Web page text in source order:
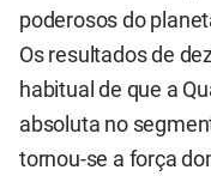
poderosos do
Os resultados de
habitual de que a
absoluta no
tornou-se a força